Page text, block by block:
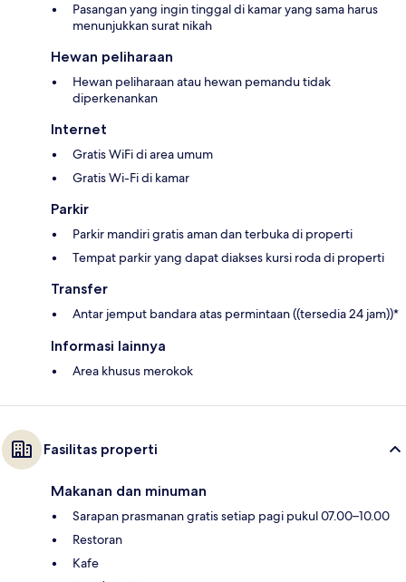
Pasangan yang ingin tinggal di kamar yang sama harus
menunjukkan surat nikah
Hewan peliharaan
Hewan peliharaan atau hewan pemandu tidak
diperkenankan
Internet
Gratis WiFi di area umum
Gratis Wi-Fi di kamar
Parkir
Parkir mandiri gratis aman dan terbuka di properti
Tempat parkir yang dapat diakses kursi roda di properti
Transfer
Antar jemput bandara atas permintaan ((tersedia 24 jam))*
Informasi lainnya
Area khusus merokok
Fasilitas properti
Makanan dan minuman
Sarapan prasmanan gratis setiap pagi pukul 07.00–10.00
Restoran
Kafe